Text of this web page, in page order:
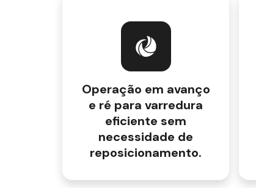
Operação em avanço
e ré para varredura
eficiente sem
necessidade de
reposicionamento.